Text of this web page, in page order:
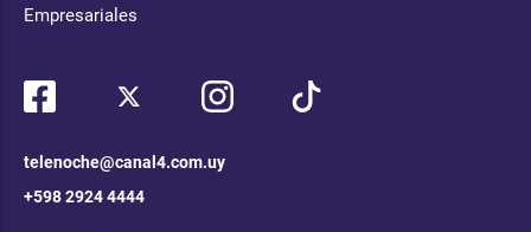
Empresariales
telenoche@canal4.com.uy
+598 2924 4444